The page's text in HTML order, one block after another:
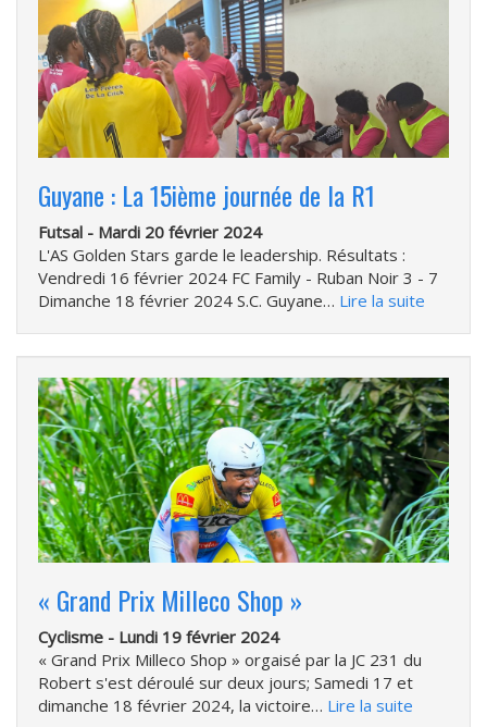
Guyane : La 15ième journée de la R1
Futsal - Mardi 20 février 2024
L'AS Golden Stars garde le leadership. Résultats :
Vendredi 16 février 2024 FC Family - Ruban Noir 3 - 7
Dimanche 18 février 2024 S.C. Guyane… Lire la suite
« Grand Prix Milleco Shop »
Cyclisme - Lundi 19 février 2024
« Grand Prix Milleco Shop » orgaisé par la JC 231 du
Robert s'est déroulé sur deux jours; Samedi 17 et
dimanche 18 février 2024, la victoire… Lire la suite